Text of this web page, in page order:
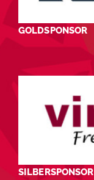
GOLDSPONSOR
SILBERSPONSOR